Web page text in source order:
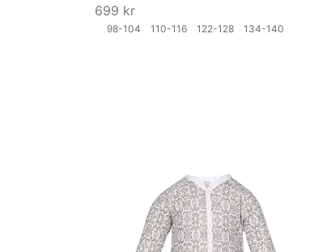
699 kr
98-104 110-116 122-128 134-140